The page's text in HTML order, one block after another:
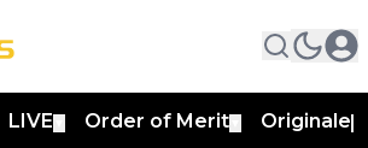
LIVE Order of Merit Originale